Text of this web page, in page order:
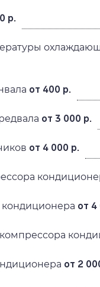
р.
от 400 р.
от 3 000 р.
от 4 000 р.
от 4
от 2